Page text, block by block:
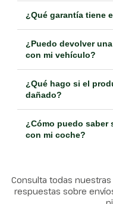
¿Qué garantía tiene
¿Puedo devolver
con mi vehículo?
¿Qué hago si el
dañado?
¿Cómo puedo saber
con mi coche?
Consulta todas nuestras
respuestas sobre